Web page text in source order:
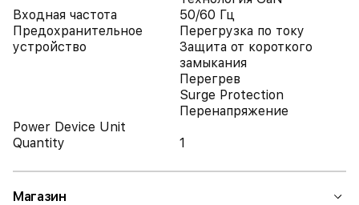
Входная частота
50/60 Гц
Предохранительное
устройство
Перегрузка по току
Защита от короткого
замыкания
Перегрев
Surge Protection
Перенапряжение
Power Device Unit
Quantity
1
Магазин